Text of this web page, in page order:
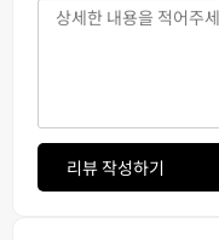
리뷰 작성하기